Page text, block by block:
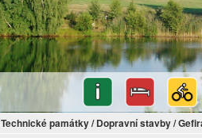
Technické památky/ Dopravní stavby/